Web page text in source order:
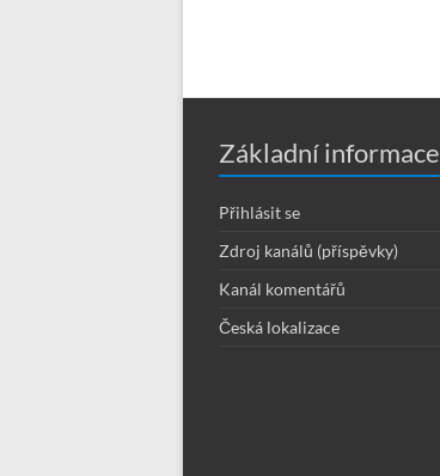
Základní informace
Přihlásit se
Zdroj kanálů (příspěvky)
Kanál komentářů
Česká lokalizace